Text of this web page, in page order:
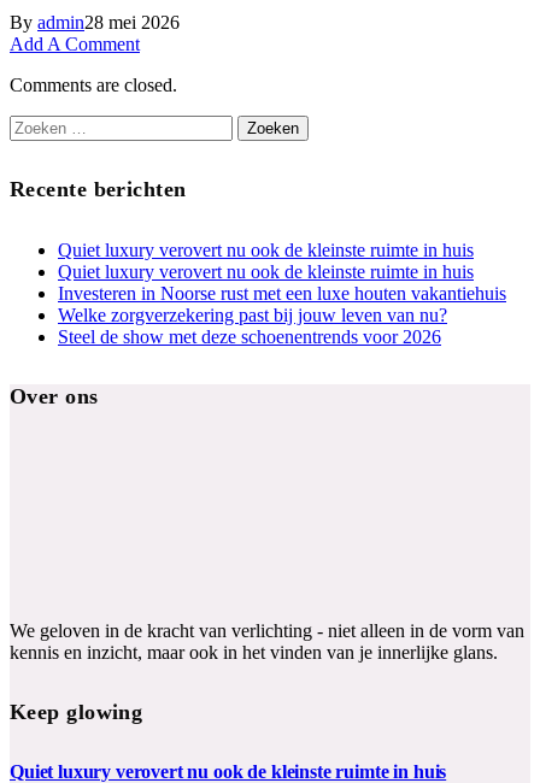
By admin28 mei 2026
Add A Comment
Comments are closed.
Zoeken
naar:
Recente berichten
Quiet luxury verovert nu ook de kleinste ruimte in huis
Quiet luxury verovert nu ook de kleinste ruimte in huis
Investeren in Noorse rust met een luxe houten vakantiehuis
Welke zorgverzekering past bij jouw leven van nu?
Steel de show met deze schoenentrends voor 2026
Over ons
We geloven in de kracht van verlichting - niet alleen in de vorm van
kennis en inzicht, maar ook in het vinden van je innerlijke glans.
Keep glowing
Quiet luxury verovert nu ook de kleinste ruimte in huis